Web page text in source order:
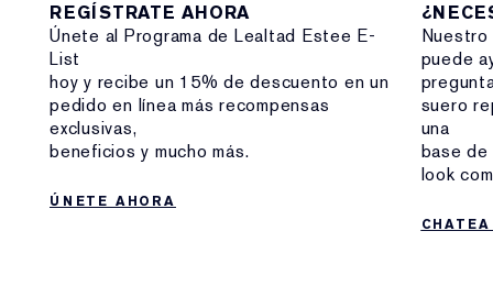
REGÍSTRATE AHORA
Únete al Programa de Lealtad Estee E-
List
hoy y recibe un 15% de descuento en un
pedido en línea más recompensas
exclusivas,
beneficios y mucho más.
ÚNETE AHORA
puede
suero
una
base de
look